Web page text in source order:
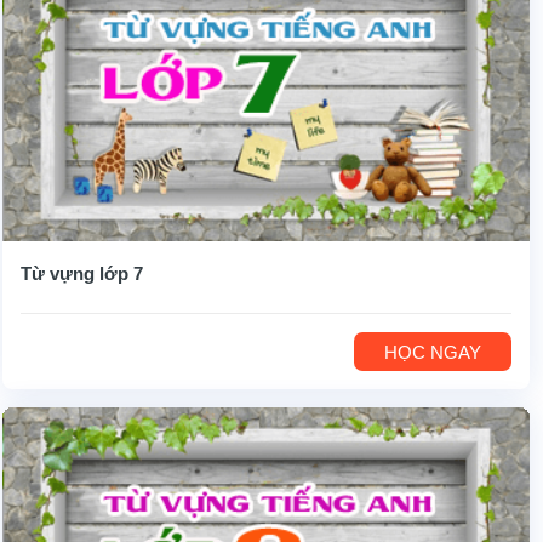
Từ vựng lớp 7
HỌC NGAY